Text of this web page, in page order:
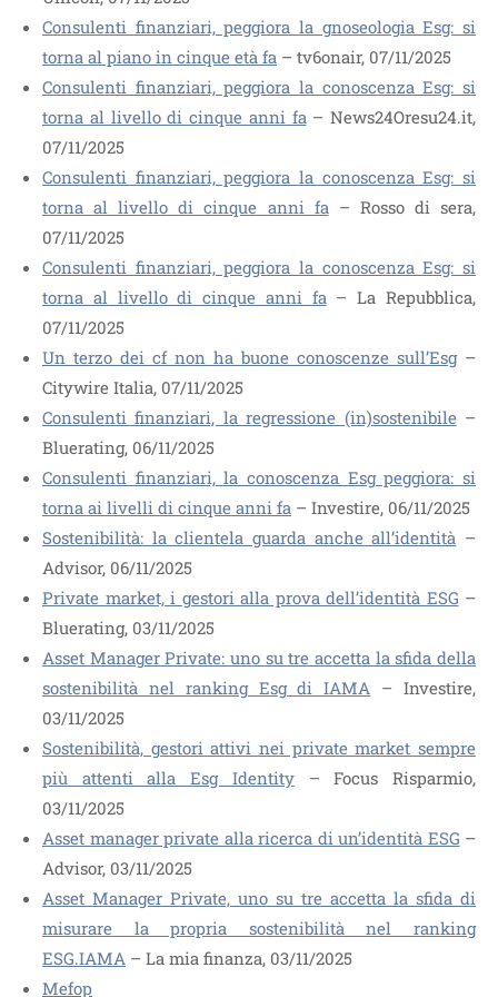
Consulenti finanziari, peggiora la gnoseologia Esg: si
torna al piano in cinque età fa – tv6onair, 07/11/2025
Consulenti finanziari, peggiora la conoscenza Esg: si
torna al livello di cinque anni fa– News24Oresu24.it,
07/11/2025
Consulenti finanziari, peggiora la conoscenza Esg: si
torna al livello di cinque anni fa– Rosso di sera,
07/11/2025
Consulenti finanziari, peggiora la conoscenza Esg: si
torna al livello di cinque anni fa– La Repubblica,
07/11/2025
Un terzo dei cf non ha buone conoscenze sull’Esg–
Citywire Italia, 07/11/2025
Consulenti finanziari, la regressione (in)sostenibile–
Bluerating, 06/11/2025
Consulenti finanziari, la conoscenza Esg peggiora: si
torna ai livelli di cinque anni fa – Investire, 06/11/2025
Sostenibilità: la clientela guarda anche all’identità –
Advisor, 06/11/2025
Private market, i gestori alla prova dell’identità ESG –
Bluerating, 03/11/2025
Asset Manager Private: uno su tre accetta la sfida della
sostenibilità nel ranking Esg di IAMA – Investire,
03/11/2025
Sostenibilità, gestori attivi nei private market sempre
più attenti alla Esg Identity– Focus Risparmio,
03/11/2025
Asset manager private alla ricerca di un’identità ESG –
Advisor, 03/11/2025
Asset Manager Private, uno su tre accetta la sfida di
misurare la propria sostenibilità nel ranking
ESG.IAMA – La mia finanza, 03/11/2025
Mefop